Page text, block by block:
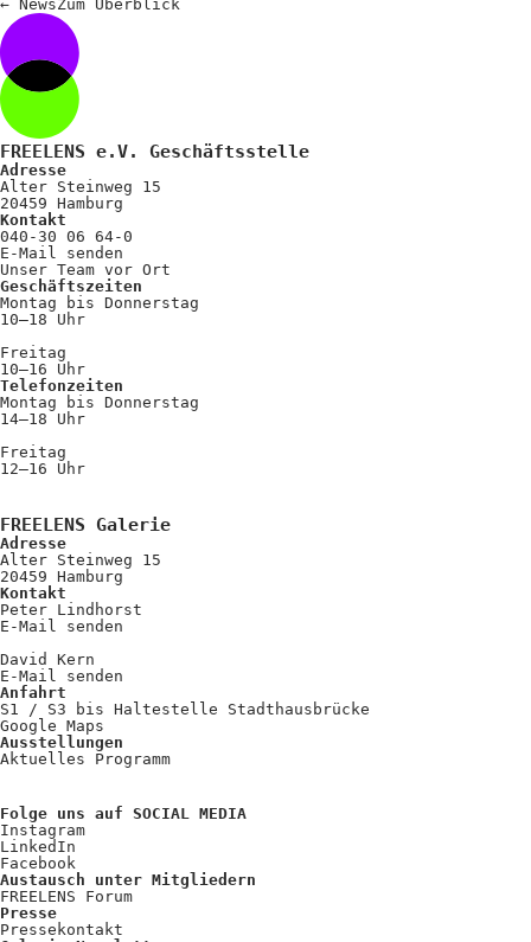
← NewsZum Überblick
FREELENS e.V. Geschäftsstelle
Adresse
Alter Steinweg 15
20459 Hamburg
Kontakt
040-30 06 64-0
E-Mail senden
Unser Team vor Ort
Geschäftszeiten
Montag bis Donnerstag
10–18 Uhr
Freitag
10–16 Uhr
Telefonzeiten
Montag bis Donnerstag
14–18 Uhr
Freitag
12–16 Uhr
FREELENS Galerie
Adresse
Alter Steinweg 15
20459 Hamburg
Kontakt
Peter Lindhorst
E-Mail senden
David Kern
E-Mail senden
Anfahrt
S1 / S3 bis Haltestelle Stadthausbrücke
Google Maps
Ausstellungen
Aktuelles Programm
Folge uns auf SOCIAL MEDIA
Instagram
LinkedIn
Facebook
Austausch unter Mitgliedern
FREELENS Forum
Presse
Pressekontakt